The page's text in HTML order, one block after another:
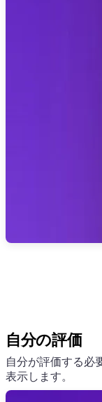
自分の評価
自分が評価する必
表示します。